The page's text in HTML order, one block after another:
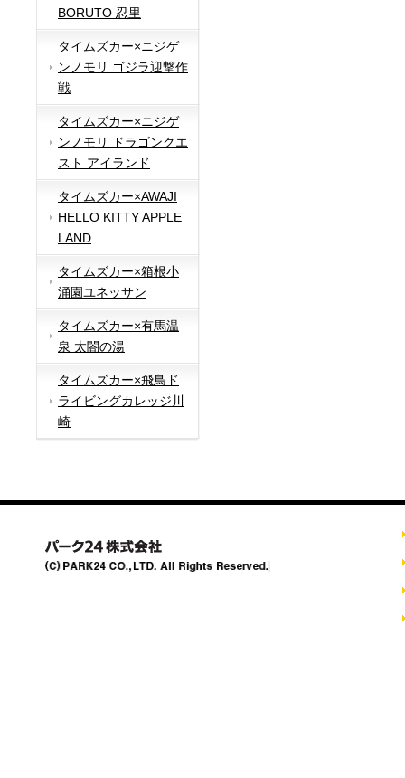
BORUTO 忍里
タイムズカー×ニジゲ
ンノモリ ゴジラ迎撃作
戦
タイムズカー×ニジゲ
ンノモリ ドラゴンクエ
スト アイランド
タイムズカー×AWAJI
HELLO KITTY APPLE
LAND
タイムズカー×箱根小
涌園ユネッサン
タイムズカー×有馬温
泉 太閤の湯
タイムズカー×飛鳥ド
ライビングカレッジ川
崎